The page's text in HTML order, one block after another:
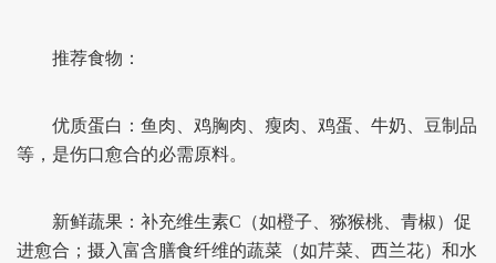
推荐食物：
优质蛋白：鱼肉、鸡胸肉、瘦肉、鸡蛋、牛奶、豆制品
等，是伤口愈合的必需原料。
新鲜蔬果：补充维生素C（如橙子、猕猴桃、青椒）促
进愈合；摄入富含膳食纤维的蔬菜（如芹菜、西兰花）和水